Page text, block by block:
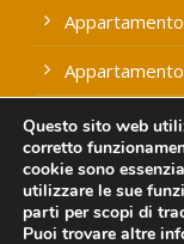
Questo sito web
corretto
cookie sono
utilizzare le sue
parti per scopi di
Puoi trovare altre